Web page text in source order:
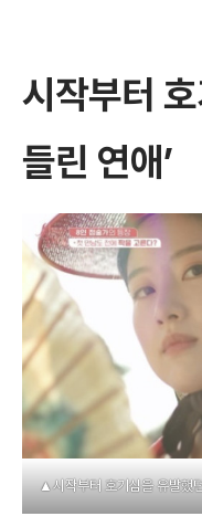
시작부터
들린 연애’
▲시작부터 호기심을 유발했